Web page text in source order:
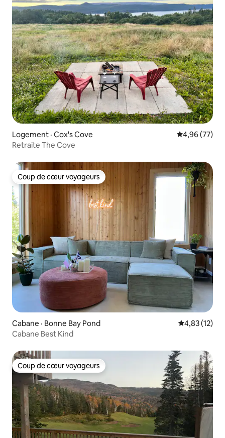
Logement · Cox's Cove Note
4,96 (77)
Retraite The Cove
Coup de cœur voyageurs
Coup de cœur voyageurs
Cabane · Bonne Bay Pond Note
4,83 (12)
Cabane Best Kind
Coup de cœur voyageurs
Coup de cœur voyageurs